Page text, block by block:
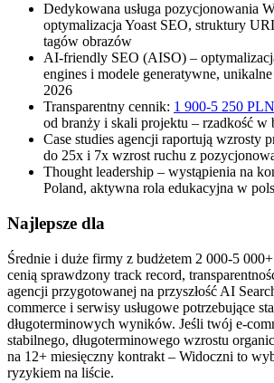
Dedykowana usługa pozycjonowania
optymalizacja Yoast SEO, struktury
tagów obrazów
AI-friendly SEO (AISO) –
engines i modele generatywne,
2026
Transparentny cennik: 1 900-5 250
od branży i skali projektu – rzadkość w
Case studies agencji raportują wzrosty
do 25x i 7x wzrost ruchu z
Thought leadership – wystąpienia na
Poland, aktywna rola edukacyjna w
Najlepsze dla
Średnie i duże firmy z budżetem 2 000-5
cenią sprawdzony track record,
agencji przygotowanej na przyszłość AI
commerce i serwisy usługowe potrzebujące
długoterminowych wyników. Jeśli twój e-
stabilnego, długoterminowego wzrostu
na 12+ miesięczny kontrakt – Widoczni to
ryzykiem na liście.